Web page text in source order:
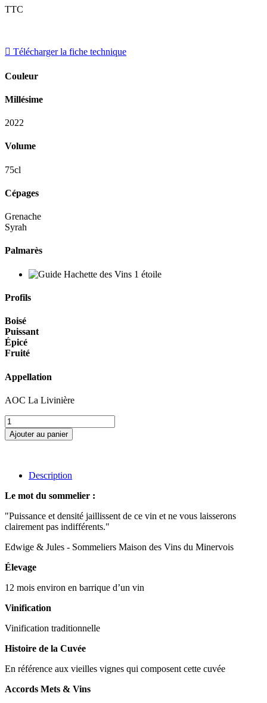
TTC
 Télécharger la fiche technique
Couleur
Millésime
2022
Volume
75cl
Cépages
Grenache
Syrah
Palmarès
Profils
Boisé
Puissant
Épicé
Fruité
Appellation
AOC La Livinière
Ajouter au panier
Description
Le mot du sommelier :
"Puissance et densité jaillissent de ce vin et ne vous laisserons
clairement pas indifférents."
Edwige & Jules - Sommeliers Maison des Vins du Minervois
Élevage
12 mois environ en barrique d’un vin
Vinification
Vinification traditionnelle
Histoire de la Cuvée
En référence aux vieilles vignes qui composent cette cuvée
Accords Mets & Vins